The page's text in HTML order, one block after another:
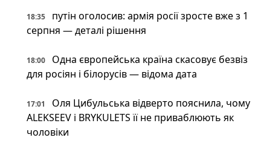
18:35
путін оголосив: армія росії зросте вже з 1
серпня — деталі рішення
18:00
Одна європейська країна скасовує безвіз
для росіян і білорусів — відома дата
17:01
Оля Цибульська відверто пояснила, чому
ALEKSEEV і BRYKULETS її не приваблюють як
чоловіки